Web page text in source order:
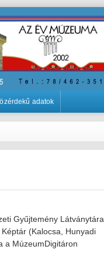
adatok
Gyűjtemény Látványtára.
(Kalocsa, Hunyadi
a MúzeumDigitáron